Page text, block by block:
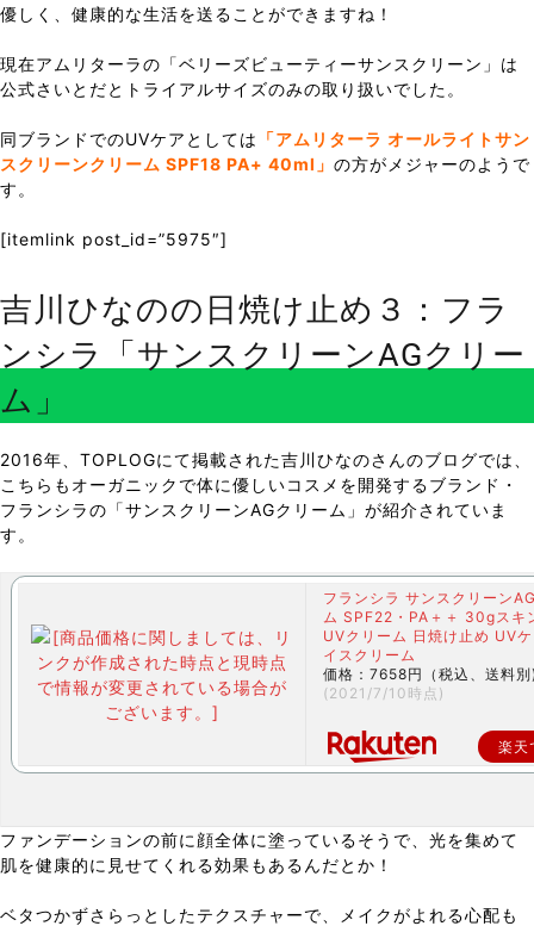
優しく、健康的な生活を送ることができますね！
現在アムリターラの「ベリーズビューティーサンスクリーン」は
公式さいとだとトライアルサイズのみの取り扱いでした。
同ブランドでのUVケアとしては 「アムリターラ オールライトサン
スクリーンクリーム SPF18 PA+ 40ml」 の方がメジャーのようで
す。
[itemlink post_id=”5975″]
吉川ひなのの日焼け止め３：フラ
ンシラ「サンスクリーンAGクリー
ム」
2016年、TOPLOGにて掲載された吉川ひなのさんのブログでは、
こちらもオーガニックで体に優しいコスメを開発するブランド・
フランシラの「サンスクリーンAGクリーム」が紹介されていま
す。
フランシラ サンスクリーン
ム SPF22・PA＋＋ 30gスキ
UVクリーム 日焼け止め UV
イスクリーム
価格：7658円（税込、送料
(2021/7/10時点)
楽天
ファンデーションの前に顔全体に塗っているそうで、光を集めて
肌を健康的に見せてくれる効果もあるんだとか！
ベタつかずさらっとしたテクスチャーで、メイクがよれる心配も